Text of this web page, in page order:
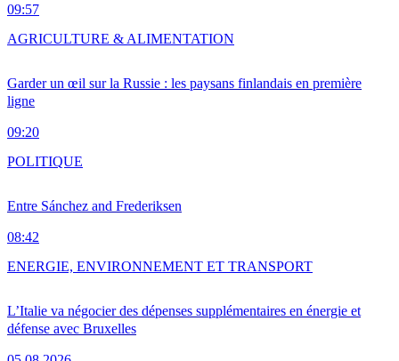
09:57
Garder un œil sur la Russie : les paysans finlandais en première
ligne
09:20
AGRICULTURE & ALIMENTATION
Entre Sánchez and Frederiksen
08:42
POLITIQUE
L’Italie va négocier des dépenses supplémentaires en énergie et
défense avec Bruxelles
ENERGIE, ENVIRONNEMENT ET TRANSPORT